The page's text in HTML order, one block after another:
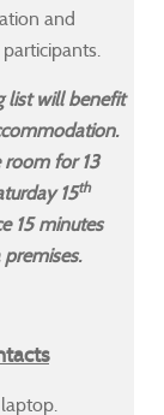
and
list will benefit
room for 13
15th
15 minutes